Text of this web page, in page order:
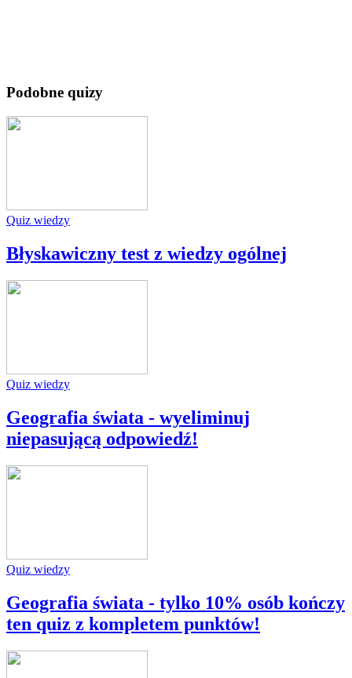
Podobne quizy
Quiz wiedzy
Błyskawiczny test z wiedzy ogólnej
Quiz wiedzy
Geografia świata - wyeliminuj
niepasującą odpowiedź!
Quiz wiedzy
Geografia świata - tylko 10% osób kończy
ten quiz z kompletem punktów!